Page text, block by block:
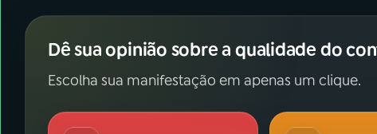
Dê sua opinião sobre a qualidade do
Escolha sua manifestação em apenas um clique.